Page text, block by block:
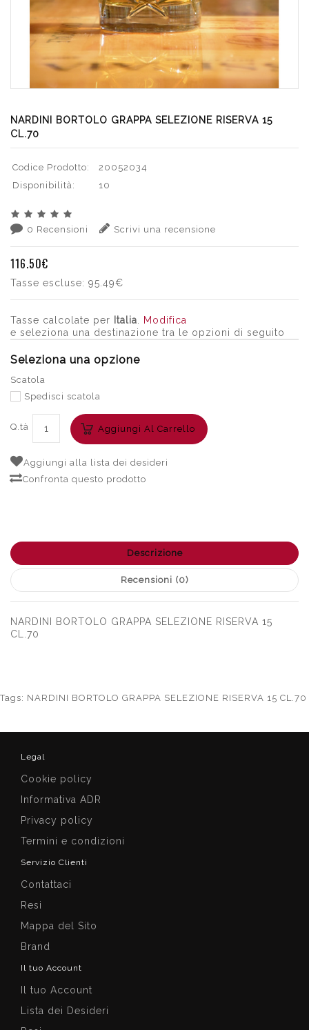
NARDINI BORTOLO GRAPPA SELEZIONE RISERVA 15
CL.70
Codice Prodotto:
20052034
Disponibilità:
10
0 Recensioni Scrivi una recensione
116.50€
Tasse escluse: 95.49€
Tasse calcolate per Italia
Modifica
e seleziona una destinazione tra le opzioni di seguito
Seleziona una opzione
Scatola
Spedisci scatola
Q.tà Aggiungi Al Carrello
Aggiungi alla lista dei desideri
Confronta questo prodotto
Descrizione
Recensioni (0)
NARDINI BORTOLO GRAPPA SELEZIONE RISERVA 15
CL.70
Tags: NARDINI BORTOLO GRAPPA SELEZIONE RISERVA 15 CL.70
Legal
Cookie policy
Informativa ADR
Privacy policy
Termini e condizioni
Servizio Clienti
Contattaci
Resi
Mappa del Sito
Brand
Il tuo Account
Il tuo Account
Lista dei Desideri